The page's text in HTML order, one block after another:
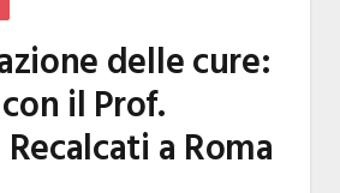
delle cure:
il Prof.
a Roma